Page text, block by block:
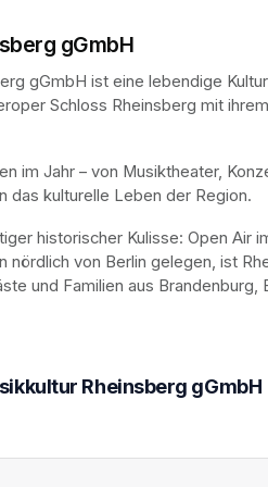
gGmbH
gGmbH ist eine lebendige
Schloss Rheinsberg mit
im Jahr – von Musiktheater,
das kulturelle Leben der Region.
historischer Kulisse: Open Air
nördlich von Berlin gelegen, ist
und Familien aus Brandenburg,
Rheinsberg gGmbH